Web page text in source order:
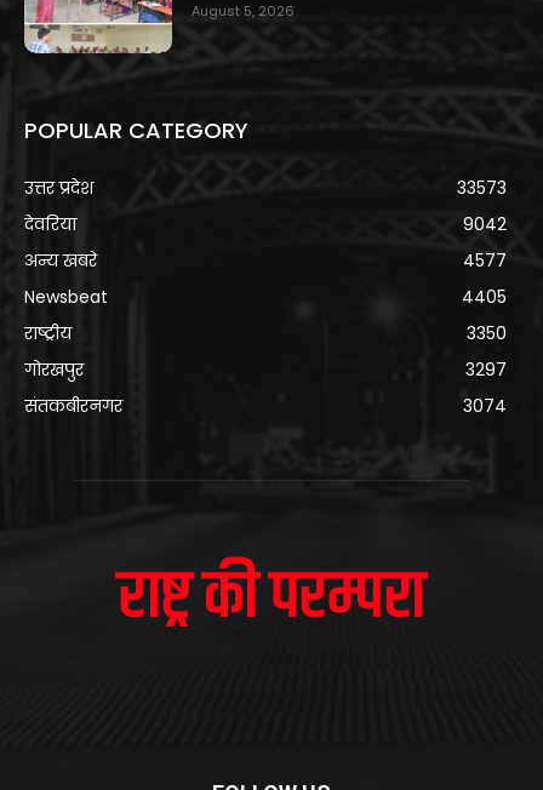
August 5, 2026
POPULAR CATEGORY
उत्तर प्रदेश
33573
देवरिया
9042
अन्य खबरे
4577
Newsbeat
4405
राष्ट्रीय
3350
गोरखपुर
3297
संतकबीरनगर
3074